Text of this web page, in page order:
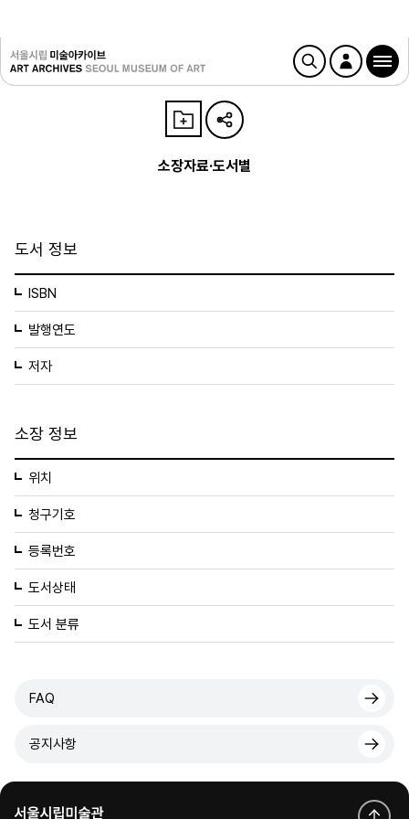
소장자료·도서별
도서 정보
ISBN
발행연도
저자
소장 정보
위치
청구기호
등록번호
도서상태
도서 분류
FAQ
공지사항